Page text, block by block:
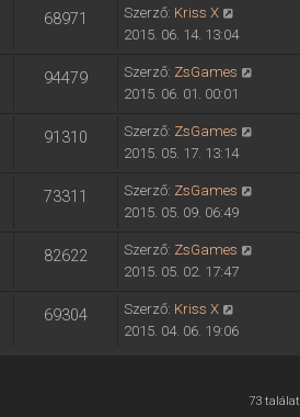
68971 Szerző: Kriss X
2015. 06. 14. 13:04
94479 Szerző: ZsGames
2015. 06. 01. 00:01
91310 Szerző: ZsGames
2015. 05. 17. 13:14
73311 Szerző: ZsGames
2015. 05. 09. 06:49
82622 Szerző: ZsGames
2015. 05. 02. 17:47
69304 Szerző: Kriss X
2015. 04. 06. 19:06
73 találat